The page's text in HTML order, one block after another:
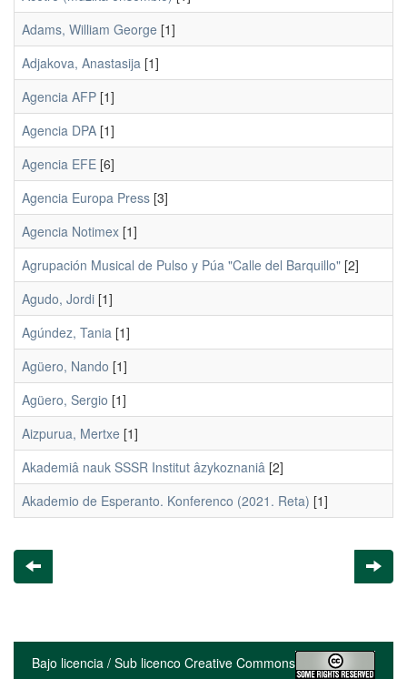
Adams, William George [1]
Adjakova, Anastasija [1]
Agencia AFP [1]
Agencia DPA [1]
Agencia EFE [6]
Agencia Europa Press [3]
Agencia Notimex [1]
Agrupación Musical de Pulso y Púa "Calle del Barquillo" [2]
Agudo, Jordi [1]
Agúndez, Tania [1]
Agüero, Nando [1]
Agüero, Sergio [1]
Aizpurua, Mertxe [1]
Akademiâ nauk SSSR Institut âzykoznaniâ [2]
Akademio de Esperanto. Konferenco (2021. Reta) [1]
Bajo licencia / Sub licenco Creative Commons